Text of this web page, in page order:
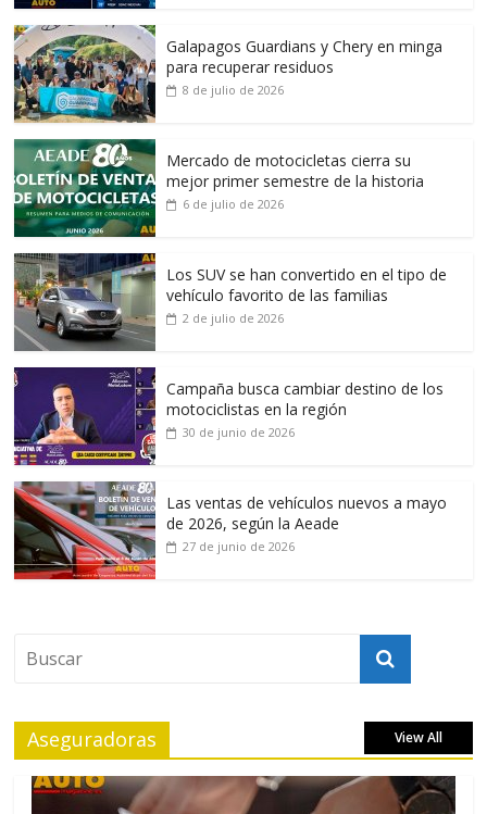
Galapagos Guardians y Chery en minga
para recuperar residuos
8 de julio de 2026
Mercado de motocicletas cierra su
mejor primer semestre de la historia
6 de julio de 2026
Los SUV se han convertido en el tipo de
vehículo favorito de las familias
2 de julio de 2026
Campaña busca cambiar destino de los
motociclistas en la región
30 de junio de 2026
Las ventas de vehículos nuevos a mayo
de 2026, según la Aeade
27 de junio de 2026
Aseguradoras View All